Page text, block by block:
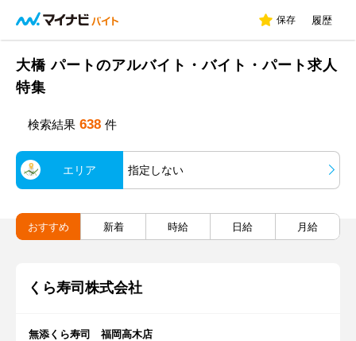
保存 履歴
大橋 パートのアルバイト・バイト・パート求人
特集
検索結果 638 件
エリア 指定しない
おすすめ 新着 時給 日給 月給
くら寿司株式会社
無添くら寿司 福岡高木店